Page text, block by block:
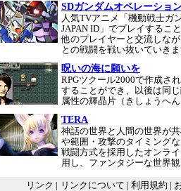
SDガンダムオペレーショ
人気TVアニメ「機動戦士ガ
JAPAN ID」でプレイするこ
他のプレイヤーと交流しな
との戦闘を戦い抜いていき
呪いの海に願いを
RPGツクール2000で作成さ
することができ、以後は同
属性の輝晶片（きしょうへ
TERA
神話の世界と人間の世界が
や範囲・攻撃のタイミング
戦闘方式を採用したオンラ
用し、ファンタジーな世界
リンク リンクについて 利用規約